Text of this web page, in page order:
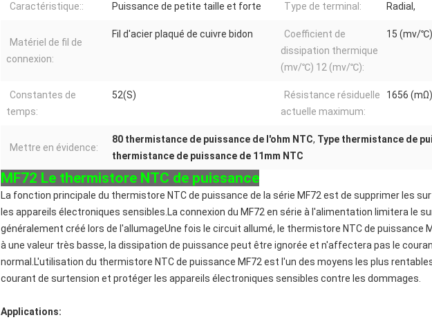
Caractéristique:: Puissance de petite taille et forte Type de terminal: Radial,
Matériel de fil de
connexion:
Fil d'acier plaqué de cuivre bidon
Coefficient de
dissipation thermique
(mv/℃) 12 (mv/℃):
15 (mv/℃)
Constantes de
temps:
52(S)
Résistance résiduelle
actuelle maximum:
1656 (mΩ)
Mettre en évidence:
80 thermistance de puissance de l'ohm NTC, Type thermistance de
thermistance de puissance de 11mm NTC
MF72 Le thermistore NTC de puissance
La fonction principale du thermistore NTC de puissance de la série MF72 est de supprimer les
les appareils électroniques sensibles.La connexion du MF72 en série à l'alimentation limitera le
généralement créé lors de l'allumageUne fois le circuit allumé, le thermistore NTC de puissance
à une valeur très basse, la dissipation de puissance peut être ignorée et n'affectera pas le
normal.L'utilisation du thermistore NTC de puissance MF72 est l'un des moyens les plus
courant de surtension et protéger les appareils électroniques sensibles contre les dommages.
Applications: